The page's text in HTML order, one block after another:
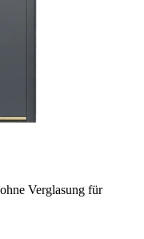
Verglasung für